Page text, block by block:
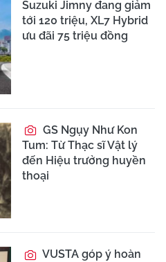
Suzuki Jimny đang giảm
tới 120 triệu, XL7 Hybrid
ưu đãi 75 triệu đồng
GS Ngụy Như Kon
Tum: Từ Thạc sĩ Vật lý
đến Hiệu trưởng huyền
thoại
VUSTA góp ý hoàn